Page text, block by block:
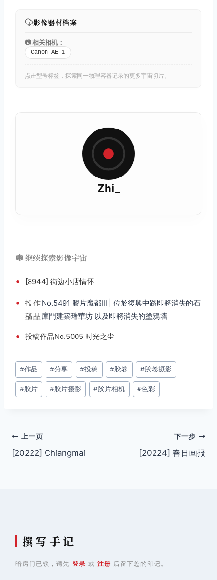
影像器材档案
📷 相关相机：
Canon AE-1
点击型号标签，探索同一物理容器记录的更多宇宙切片。
Zhi_
🕸️ 继续探索影像宇宙
• [8944] 街边小店情怀
•
投
稿
作
品
No.5491 膠片魔都Ⅲ | 位於復興中路即將消失的石
庫門建築瑞華坊 以及即將消失的塗鴉墻
• 投稿作品No.5005 时光之尘
文
章
标
#作品 #分享 #投稿 #胶卷 #胶卷摄影
#胶片 #胶片摄影 #胶片相机 #色彩
文
章
上一页
[20222] Chiangmai
下一步
[20224] 春日画报
撰 写 手 记
暗房门已锁，请先 登录 或 注册 后留下您的印记。